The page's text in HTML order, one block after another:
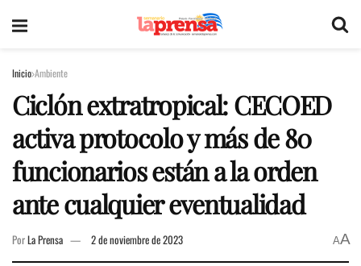
Inicio Ambiente
Ciclón extratropical: CECOED
activa protocolo y más de 80
funcionarios están a la orden
ante cualquier eventualidad
PorLa Prensa 2 de noviembre de 2023 AA